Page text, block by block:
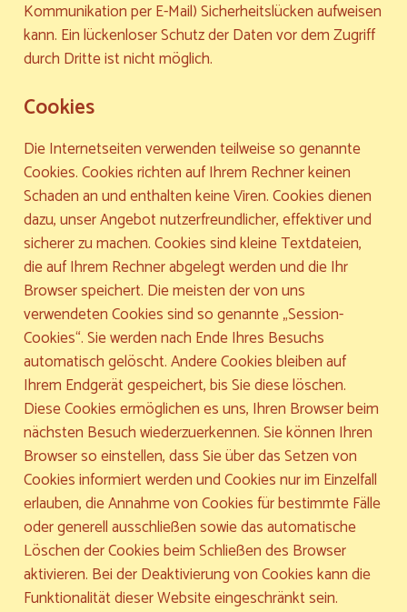
Kommunikation per E-Mail) Sicherheitslücken aufweisen
kann. Ein lückenloser Schutz der Daten vor dem Zugriff
durch Dritte ist nicht möglich.
Cookies
Die Internetseiten verwenden teilweise so genannte
Cookies. Cookies richten auf Ihrem Rechner keinen
Schaden an und enthalten keine Viren. Cookies dienen
dazu, unser Angebot nutzerfreundlicher, effektiver und
sicherer zu machen. Cookies sind kleine Textdateien,
die auf Ihrem Rechner abgelegt werden und die Ihr
Browser speichert. Die meisten der von uns
verwendeten Cookies sind so genannte „Session-
Cookies“. Sie werden nach Ende Ihres Besuchs
automatisch gelöscht. Andere Cookies bleiben auf
Ihrem Endgerät gespeichert, bis Sie diese löschen.
Diese Cookies ermöglichen es uns, Ihren Browser beim
nächsten Besuch wiederzuerkennen. Sie können Ihren
Browser so einstellen, dass Sie über das Setzen von
Cookies informiert werden und Cookies nur im Einzelfall
erlauben, die Annahme von Cookies für bestimmte Fälle
oder generell ausschließen sowie das automatische
Löschen der Cookies beim Schließen des Browser
aktivieren. Bei der Deaktivierung von Cookies kann die
Funktionalität dieser Website eingeschränkt sein.